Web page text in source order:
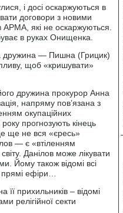
і досі оскаржуються в
договори з новими
які не оскаржуються.
в руках Онищенка.
дружина — Пишна (Грицик)
щоб «кришувати»
дружина прокурор Анна
напряму пов’язана з
окупаційних
прогнозують кінець
ще не вся «єресь»
— є «втіленням
Данілов може лікувати
Йому також відомі всі
ефіри…
її прихильників – відомі
релігійної секти